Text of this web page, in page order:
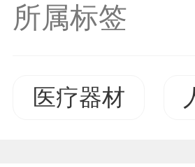
所属标签
医疗器材